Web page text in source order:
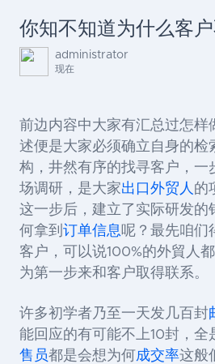
你知不知道为什么客
administrator
现在
前边内容中大家有汇总过怎样
述便是大家必须确立自身的检
构，井然有序的找寻客户，一
场调研，是大家出口外贸人 的
这一步后，建立了实际研发的
何拿到 订单信息呢？最先咱们
客户，可以说100%的外貿人
为第一步来和客户取得联系。
许多初学者乃至一天发几百封
能回应的有可能不上10封，全
售员都是会想为何成交率这般